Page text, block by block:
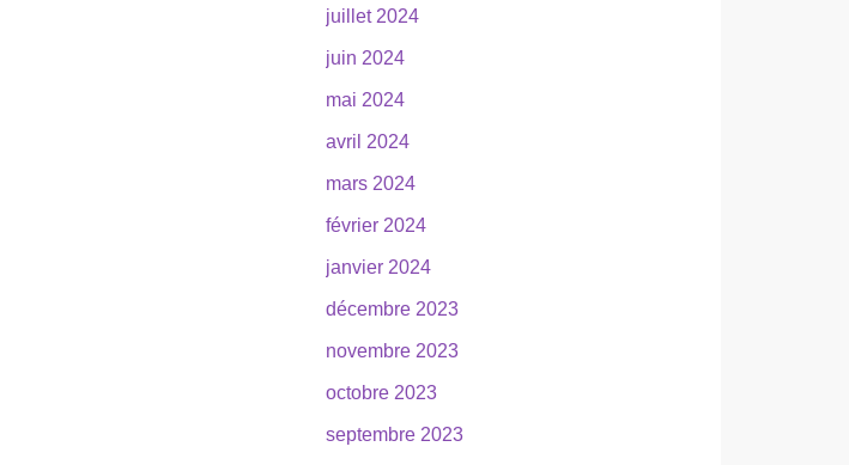
juillet 2024
juin 2024
mai 2024
avril 2024
mars 2024
février 2024
janvier 2024
décembre 2023
novembre 2023
octobre 2023
septembre 2023